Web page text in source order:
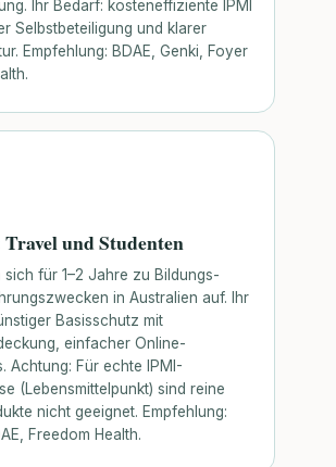
Ihr Bedarf: kosteneffiziente IPMI
Selbstbeteiligung und klarer
Empfehlung: BDAE, Genki, Foyer
und Studenten
sich für 1–2 Jahre zu Bildungs-
in Australien auf. Ihr
Basisschutz mit
einfacher Online-
Achtung: Für echte IPMI-
(Lebensmittelpunkt) sind reine
nicht geeignet. Empfehlung:
Freedom Health.